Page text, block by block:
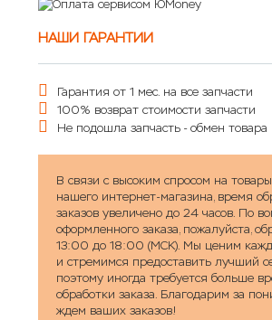
НАШИ ГАРАНТИИ
Гарантия от 1 мес. на все запчасти
100% возврат стоимости запчасти
Не подошла запчасть - обмен товара
В связи с высоким спросом на
нашего интернет-магазина, время
заказов увеличено до 24 часов. По
оформленного заказа, пожалуйста,
13:00 до 18:00 (МСК). Мы ценим
и стремимся предоставить лучший
поэтому иногда требуется больше
обработки заказа. Благодарим за
ждем ваших заказов!